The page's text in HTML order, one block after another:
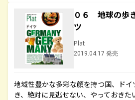
０６ 地球の歩
ツ
Plat
2019.04.17 発売
地域性豊かな多彩な顔を持つ国、ド
き、絶対に見逃せない、やっておきた